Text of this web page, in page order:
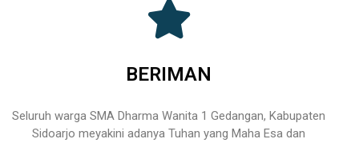
BERIMAN
Seluruh warga SMA Dharma Wanita 1 Gedangan, Kabupaten
Sidoarjo meyakini adanya Tuhan yang Maha Esa dan